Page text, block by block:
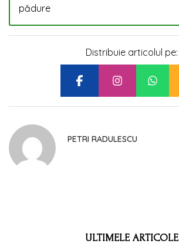
pădure
Distribuie articolul pe:
PETRI RADULESCU
ULTIMELE ARTICOLE